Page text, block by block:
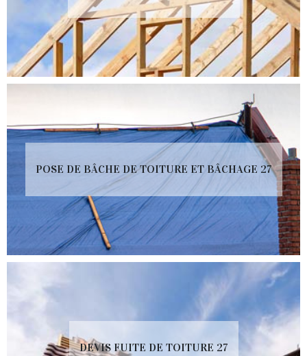
POSE DE BÂCHE DE TOITURE ET BÂCHAGE 27
DEVIS FUITE DE TOITURE 27